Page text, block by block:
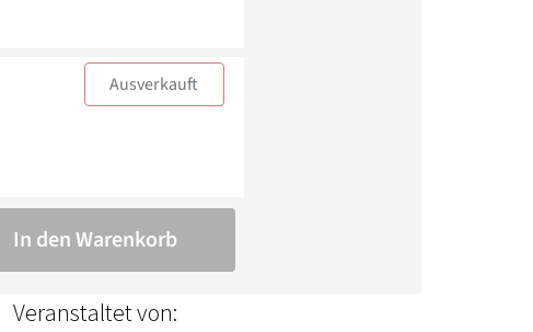
Veranstaltet von: